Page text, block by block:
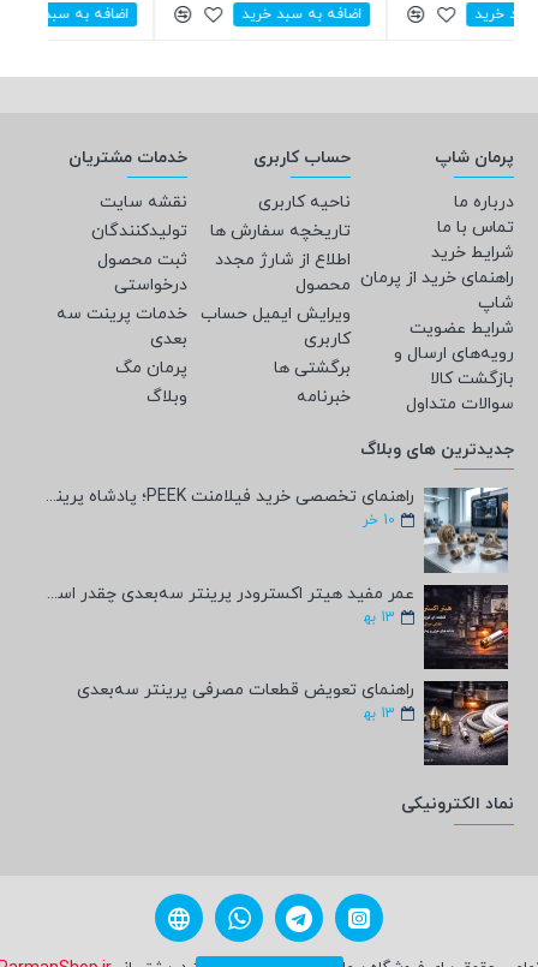
اضافه به سبد خرید اضافه به سبد خرید
پرمان شاپ
درباره ما
تماس با ما
شرایط خرید
راهنمای خرید از پرمان
شاپ
شرایط عضویت
رویه‌های ارسال و
بازگشت کالا
سوالات متداول
حساب کاربری
ناحیه کاربری
تاریخچه سفارش ها
اطلاع از شارژ مجدد
محصول
ویرایش ایمیل حساب
کاربری
برگشتی ها
خبرنامه
خدمات مشتریان
نقشه سایت
تولیدکنندگان
ثبت محصول
درخواستی
خدمات پرینت سه
بعدی
پرمان مگ
وبلاگ
جدیدترین های وبلاگ
راهنمای تخصصی خرید فیلامنت PEEK؛ پادشاه پرینت سه‌بعدی صنعتی و پزشکی + مشخصات فنی
10 خر
عمر مفید هیتر اکسترودر پرینتر سه‌بعدی چقدر است؟
13 به‍
راهنمای تعویض قطعات مصرفی پرینتر سه‌بعدی
13 به‍
نماد الکترونیکی